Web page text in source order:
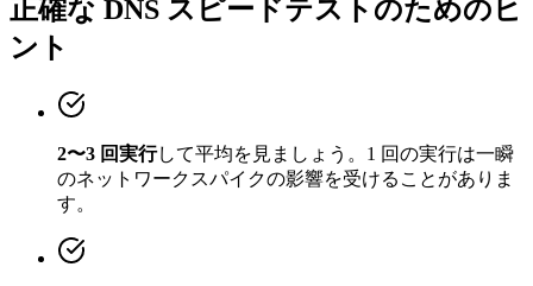
正確な DNS スピードテストのためのヒ
ント
2〜3 回実行して平均を見ましょう。1 回の実行は一瞬
のネットワークスパイクの影響を受けることがありま
す。